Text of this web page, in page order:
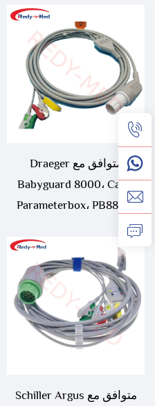
متوافق مع Draeger
Babyguard 8000، Cato،
Parameterbox، PB8800،
PM8060، RM1، Series
8000، UM1، UM3، UM3.1
كابل ECG ذو القطعة الواحدة
متوافق مع Schiller Argus